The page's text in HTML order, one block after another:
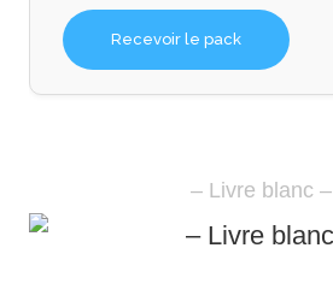
Recevoir le pack
– Livre blanc –